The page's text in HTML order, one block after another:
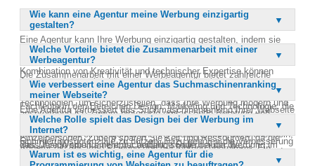
Wie kann eine Agentur meine Werbung einzigartig
gestalten?
Eine Agentur kann Ihre Werbung einzigartig gestalten, indem sie
maßgeschneiderte Designs und Kampagnen entwickelt, die genau
auf Ihre Marke und Zielgruppe abgestimmt sind. Durch die
Kombination von Kreativität und technischer Expertise können
Agenturen innovative Lösungen anbieten, die sich von der
Konkurrenz abheben. Sie berücksichtigen aktuelle Trends und
Technologien, um sicherzustellen, dass Ihre Werbung modern und
ansprechend ist. Zudem bieten sie umfassende Beratung und
Unterstützung, um sicherzustellen, dass Ihre Werbestrategie
effektiv ist. Mit einer Agentur an Ihrer Seite können Sie sicher sein,
dass Ihre Werbung nicht nur auffällt, sondern auch die
gewünschten Ergebnisse erzielt.
Welche Vorteile bietet die Zusammenarbeit mit einer
Werbeagentur?
Die Zusammenarbeit mit einer Werbeagentur bietet zahlreiche
Vorteile, darunter Zugang zu einem breiten Spektrum an
Fachwissen und Ressourcen. Agenturen verfügen über erfahrene
Fachleute in den Bereichen Design, Marketing und Technologie, die
gemeinsam an der Umsetzung Ihrer Werbeziele arbeiten. Sie
können komplexe Projekte effizienter und effektiver umsetzen als
Einzelpersonen. Zudem sparen Sie Zeit und Ressourcen, da die
Agentur die gesamte Planung und Ausführung übernimmt. Ein
weiterer Vorteil ist die Möglichkeit, von den neuesten Trends und
Wie verbessert eine Agentur das Suchmaschinenranking
meiner Webseite?
Eine Agentur verbessert das Suchmaschinenranking Ihrer Webseite
durch gezielte Suchmaschinenoptimierung (SEO). Sie analysiert
Ihre Webseite, um Schwachstellen zu identifizieren und
Optimierungspotenziale zu nutzen. Dazu gehören die Verbesserung
der Seitenladegeschwindigkeit, die Optimierung von Inhalten und
Meta-Tags sowie die Implementierung von Keywords. Zudem sorgt
Welche Rolle spielt das Design bei der Werbung im
Internet?
Das Design spielt eine entscheidende Rolle bei der Werbung im
Internet, da es den ersten Eindruck vermittelt und die
Warum ist es wichtig, eine Agentur für die